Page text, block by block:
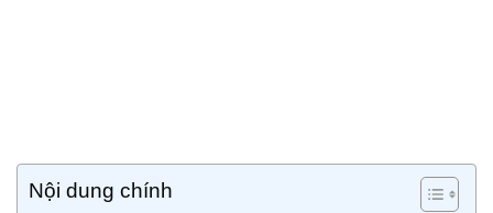
Nội dung chính